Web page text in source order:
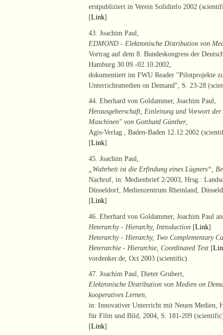
erstpubliziert in Verein Solidinfo 2002
[Link]
43. Joachim Paul,
EDMOND - Elektronische Distribution von
Vortrag auf dem 8. Bundeskongress der
Hamburg 30.09.-02.10.2002,
dokumentiert im FWU Reader "Pilotprojekte
Unterrichtsmedien on Demand", S. 23-28
44. Eberhard von Goldammer, Joachim Paul,
Herausgeberschaft, Einleitung und Vorwort
Maschinen" von Gotthard Günther,
Agis-Verlag , Baden-Baden 12.12.2002
[Link]
45. Joachim Paul,
„Wahrheit ist die Erfindung eines Lügners“,
Nachruf, in: Medienbrief 2/2003, Hrsg.:
Düsseldorf, Medienzentrum Rheinland,
[Link]
46. Eberhard von Goldammer, Joachim Paul
Heterarchy - Hierarchy, Introduction [Link]
Heterarchy - Hierarchy, Two Complementary
Heterarchie - Hierarchie, Coordinated Text [
vordenker.de, Oct 2003 (scientific)
47. Joachim Paul, Dieter Grubert,
Elektronische Distribution von Medien on
kooperatives Lernen
in: Innovativer Unterricht mit Neuen Medien,
für Film und Bild, 2004, S. 181-209
[Link]